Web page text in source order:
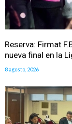
Reserva: Firmat
nueva final en la
8 agosto, 2026